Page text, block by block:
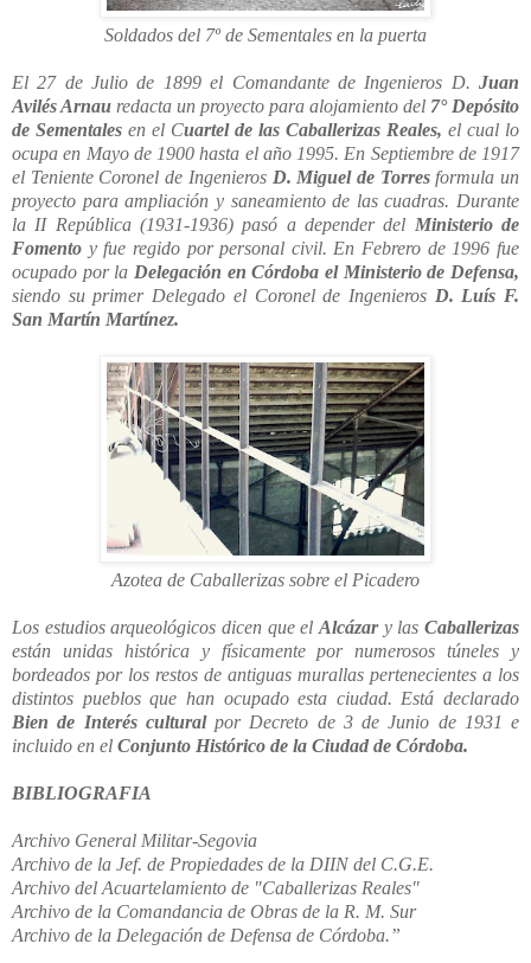
Soldados del 7º de Sementales en la puerta
El 27 de Julio de 1899 el Comandante de Ingenieros D. Juan
Avilés Arnau redacta un proyecto para alojamiento del 7° Depósito
de Sementales en el Cuartel de las Caballerizas Reales, el cual lo
ocupa en Mayo de 1900 hasta el año 1995. En Septiembre de 1917
el Teniente Coronel de Ingenieros D. Miguel de Torresformula un
proyecto para ampliación y saneamiento de las cuadras. Durante
la II República (1931-1936) pasó a depender del Ministerio de
Fomento y fue regido por personal civil. En Febrero de 1996 fue
ocupado por la Delegación en Córdoba el Ministerio de Defensa,
siendo su primer Delegado el Coronel de Ingenieros D. Luís F.
San Martín Martínez.
Azotea de Caballerizas sobre el Picadero
Los estudios arqueológicos dicen que el Alcázary las Caballerizas
están unidas histórica y físicamente por numerosos túneles y
bordeados por los restos de antiguas murallas pertenecientes a los
distintos pueblos que han ocupado esta ciudad. Está declarado
Bien de Interés culturalpor Decreto de 3 de Junio de 1931 e
incluido en el Conjunto Histórico de la Ciudad de Córdoba.
BIBLIOGRAFIA
Archivo General Militar-Segovia
Archivo de la Jef. de Propiedades de la DIIN del C.G.E.
Archivo del Acuartelamiento de "Caballerizas Reales"
Archivo de la Comandancia de Obras de la R. M. Sur
Archivo de la Delegación de Defensa de Córdoba.”